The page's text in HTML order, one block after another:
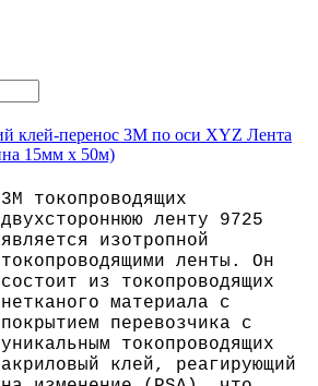
3M токопроводящих
двухстороннюю ленту 9725
является изотропной
токопроводящими ленты. Он
состоит из токопроводящих
нетканого материала с
покрытием перевозчика с
уникальным токопроводящих
акриловый клей, реагирующий